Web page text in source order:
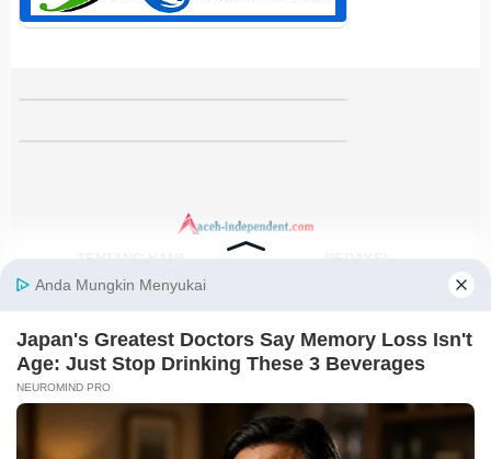
KODE ETIK
JARINGAN SOCIAL
Facebook
Instagram
RSS